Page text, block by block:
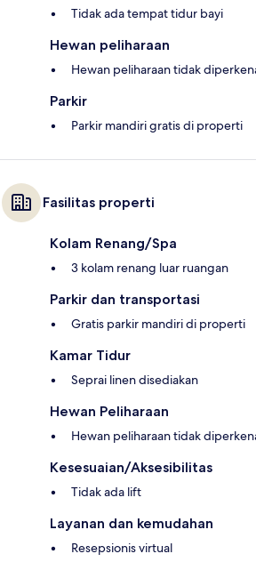
Tidak ada tempat tidur bayi
Hewan peliharaan
Hewan peliharaan tidak
Parkir
Parkir mandiri gratis di properti
Fasilitas properti
Kolam Renang/Spa
3 kolam renang luar ruangan
Parkir dan transportasi
Gratis parkir mandiri di properti
Kamar Tidur
Seprai linen disediakan
Hewan Peliharaan
Hewan peliharaan tidak
Kesesuaian/Aksesibilitas
Tidak ada lift
Layanan dan kemudahan
Resepsionis virtual